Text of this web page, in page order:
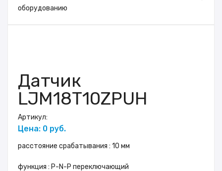
Датчик
LJM18T10ZPUH
Артикул:
Цена: 0 руб.
расстояние срабатывания : 10 мм
функция : P-N-P переключающий
оборудованию